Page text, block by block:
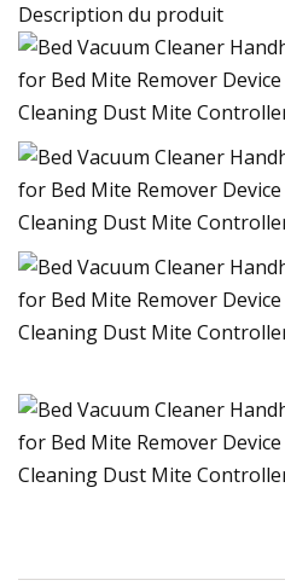
Description du produit